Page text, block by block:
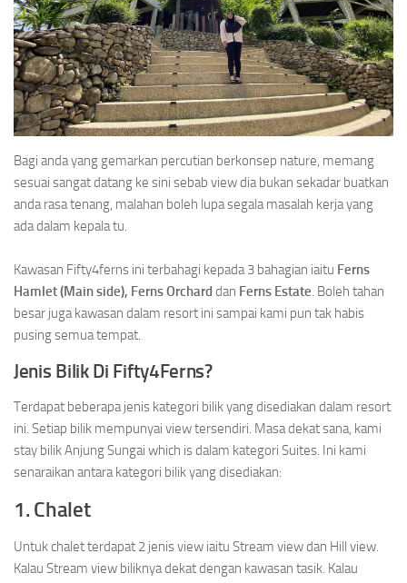
Bagi anda yang gemarkan percutian berkonsep nature, memang
sesuai sangat datang ke sini sebab view dia bukan sekadar buatkan
anda rasa tenang, malahan boleh lupa segala masalah kerja yang
ada dalam kepala tu.
Kawasan Fifty4ferns ini terbahagi kepada 3 bahagian iaitu Ferns
Hamlet (Main side), Ferns Orchard dan Ferns Estate . Boleh tahan
besar juga kawasan dalam resort ini sampai kami pun tak habis
pusing semua tempat.
Jenis Bilik Di Fifty4Ferns?
Terdapat beberapa jenis kategori bilik yang disediakan dalam resort
ini. Setiap bilik mempunyai view tersendiri. Masa dekat sana, kami
stay bilik Anjung Sungai which is dalam kategori Suites. Ini kami
senaraikan antara kategori bilik yang disediakan:
1. Chalet
Untuk chalet terdapat 2 jenis view iaitu Stream view dan Hill view.
Kalau Stream view biliknya dekat dengan kawasan tasik. Kalau